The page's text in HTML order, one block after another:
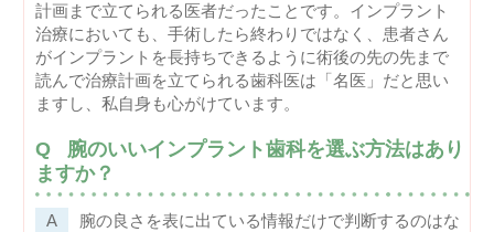
計画まで立てられる医者だったことです。インプラント
治療においても、手術したら終わりではなく、患者さん
がインプラントを長持ちできるように術後の先の先まで
読んで治療計画を立てられる歯科医は「名医」だと思い
ますし、私自身も心がけています。
腕のいいインプラント歯科を選ぶ方法はあり
ますか？
腕の良さを表に出ている情報だけで判断するのはな